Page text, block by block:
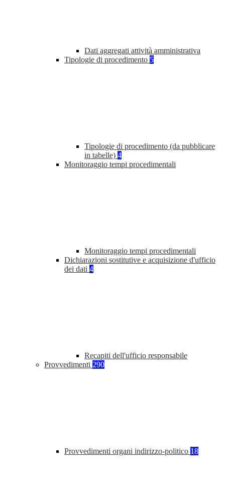
Dati aggregati attività amministrativa
Tipologie di procedimento 5
Tipologie di procedimento (da pubblicare
in tabelle) 4
Monitoraggio tempi procedimentali
Monitoraggio tempi procedimentali
Dichiarazioni sostitutive e acquisizione d'ufficio
dei dati 4
Recapiti dell'ufficio responsabile
Provvedimenti 290
Provvedimenti organi indirizzo-politico 18